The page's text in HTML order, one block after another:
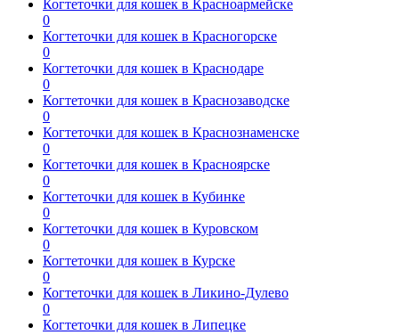
Когтеточки для кошек в Красноармейске
0
Когтеточки для кошек в Красногорске
0
Когтеточки для кошек в Краснодаре
0
Когтеточки для кошек в Краснозаводске
0
Когтеточки для кошек в Краснознаменске
0
Когтеточки для кошек в Красноярске
0
Когтеточки для кошек в Кубинке
0
Когтеточки для кошек в Куровском
0
Когтеточки для кошек в Курске
0
Когтеточки для кошек в Ликино-Дулево
0
Когтеточки для кошек в Липецке